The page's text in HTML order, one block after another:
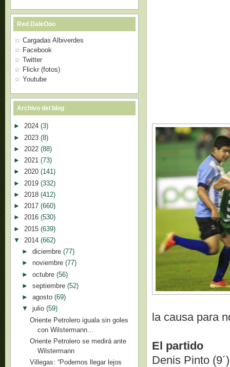
la causa para
El partido
Denis Pinto
Red DaleOoo
Cargadas Albiverdes
Facebook
Twitter
Flickr (fotos)
Youtube
Archivo del blog
► 2024 (3)
► 2023 (8)
► 2022 (88)
► 2021 (73)
► 2020 (141)
► 2019 (332)
► 2018 (412)
► 2017 (660)
► 2016 (530)
► 2015 (639)
▼ 2014 (662)
► diciembre (77)
► noviembre (77)
► octubre (56)
► septiembre (52)
► agosto (69)
▼ julio (59)
Oriente Petrolero iguala sin goles
con Wilstermann...
Oriente Petrolero se medirá ante
Wilstermann
Villegas: “Podemos llegar lejos